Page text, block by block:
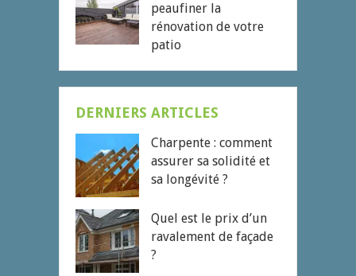
peaufiner la
rénovation de votre
patio
DERNIERS ARTICLES
Charpente : comment
assurer sa solidité et
sa longévité ?
Quel est le prix d’un
ravalement de façade
?